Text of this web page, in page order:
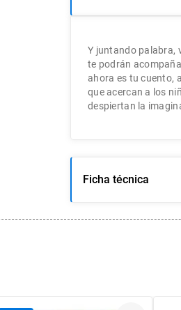
Y juntando palabra,
te podrán
ahora es tu cuento,
que acercan a los
despiertan la
Ficha técnica